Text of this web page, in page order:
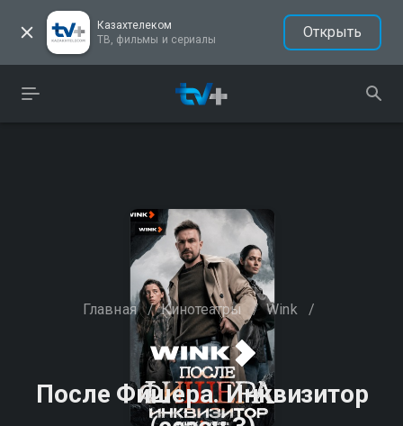
Казахтелеком
ТВ, фильмы и сериалы
Открыть
Главная / Кинотеатры / Wink /
После Фишера. Инквизитор